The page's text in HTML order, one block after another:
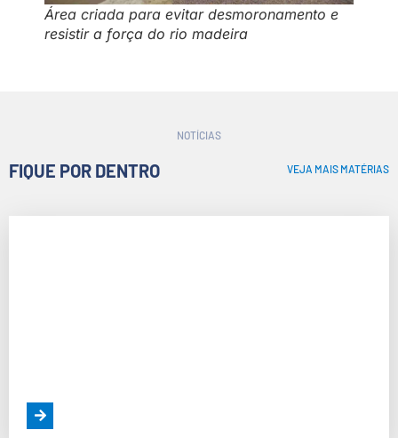
Área criada para evitar desmoronamento e
resistir a força do rio madeira
NOTÍCIAS
FIQUE POR DENTRO VEJA MAIS MATÉRIAS